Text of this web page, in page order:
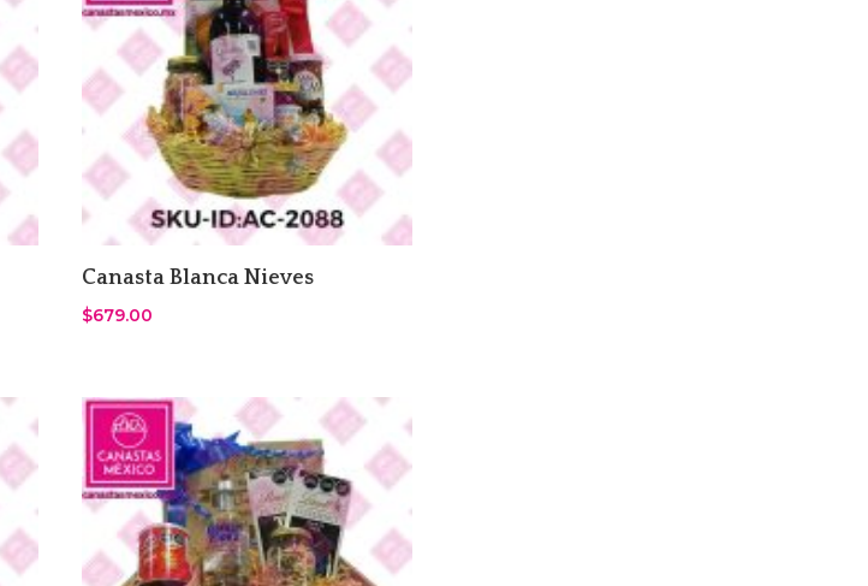
Canasta Blanca Nieves
$679.00